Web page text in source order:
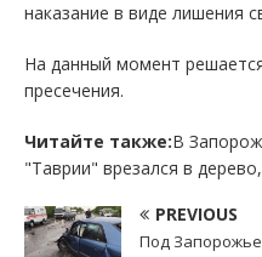
наказание в виде лишения
На данный момент
пресечения.
Читайте также:В
"Таврии" врезался в
PREVIOUS
Под